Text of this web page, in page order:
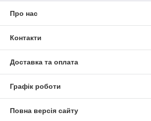
Про нас
Контакти
Доставка та оплата
Графік роботи
Повна версія сайту